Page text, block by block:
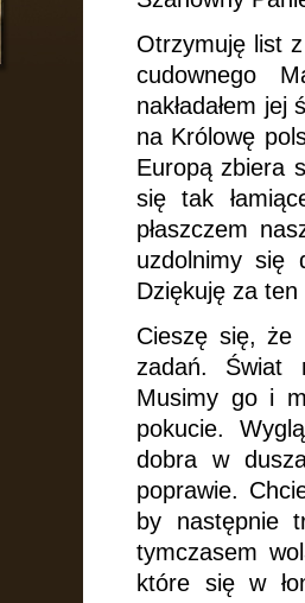
Otrzymuję list
cudownego
nakładałem
na Królowę
Europą zbiera
się tak
płaszczem
uzdolnimy się
Dziękuję za ten
Cieszę się, że
zadań. Świat
Musimy go i
pokucie.
dobra w
poprawie.
by następnie
tymczasem
które się w